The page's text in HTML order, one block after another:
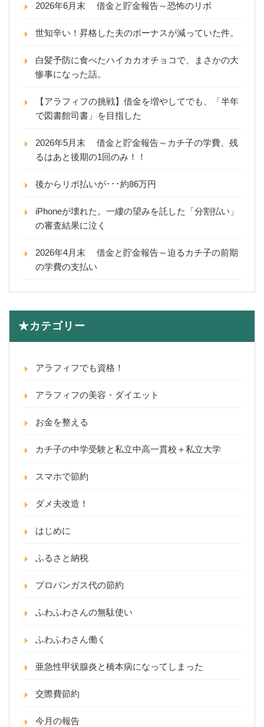
2026年6月末 借金と貯金報告～恐怖のリボ
世知辛い！昇格した夫のボーナスが減っていた件。
白髪予防に食べたハイカカオチョコで、まさかの大
惨事になった話。
【アラフィフの挑戦】借金を増やしてでも、「半年
で図書館司書」を目指した
2026年5月末 借金と貯金報告～カチ子の学費、残
るはあと後期の1回のみ！！
後からリボ払いが･･･約86万円
iPhoneが壊れた。一縷の望みを託した「分割払い」
の審査結果に泣く
2026年4月末 借金と貯金報告～迫るカチ子の前期
の学費の支払い
★カテゴリー
アラフィフでも資格！
アラフィフの美容・ダイエット
お金を整える
カチ子の中学受験と私立中高一貫校＋私立大学
スマホで節約
ダメ夫改造！
はじめに
ふるさと納税
プロパンガス代の節約
ふわふわさんの無駄使い
ふわふわさん働く
亜急性甲状腺炎と橋本病になってしまった
交際費節約
今月の報告